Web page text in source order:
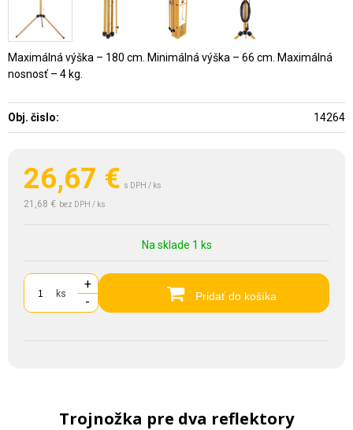
26,67 € s DPH / ks
21,68 € bez DPH / ks
Na sklade 1 ks
ks
+
-
Pridať do košíka
Maximálná výška – 180 cm. Minimálná výška – 66 cm. Maximálná
nosnosť – 4 kg.
Obj. čislo: 14264
Trojnožka pre dva reflektory